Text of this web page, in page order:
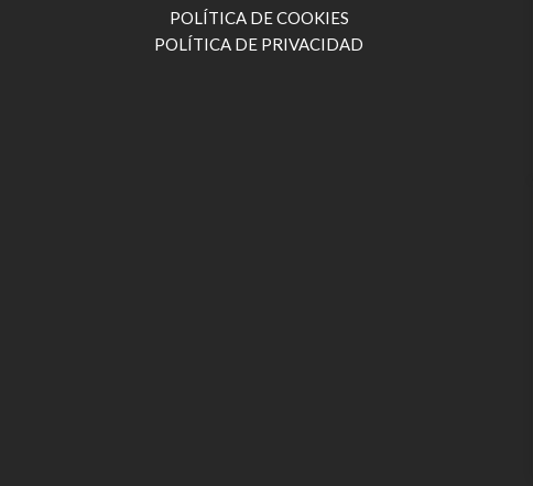
POLÍTICA DE COOKIES
POLÍTICA DE PRIVACIDAD